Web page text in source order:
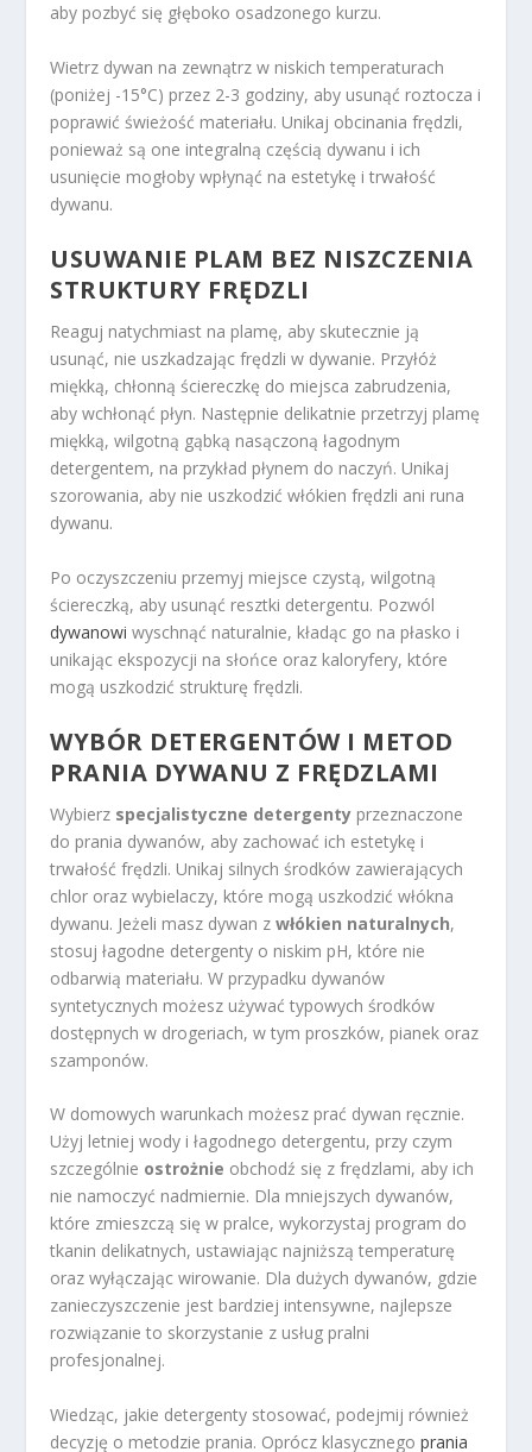
aby pozbyć się głęboko osadzonego kurzu.
Wietrz dywan na zewnątrz w niskich temperaturach
(poniżej -15°C) przez 2-3 godziny, aby usunąć roztocza i
poprawić świeżość materiału. Unikaj obcinania frędzli,
ponieważ są one integralną częścią dywanu i ich
usunięcie mogłoby wpłynąć na estetykę i trwałość
dywanu.
USUWANIE PLAM BEZ NISZCZENIA
STRUKTURY FRĘDZLI
Reaguj natychmiast na plamę, aby skutecznie ją
usunąć, nie uszkadzając frędzli w dywanie. Przyłóż
miękką, chłonną ściereczkę do miejsca zabrudzenia,
aby wchłonąć płyn. Następnie delikatnie przetrzyj plamę
miękką, wilgotną gąbką nasączoną łagodnym
detergentem, na przykład płynem do naczyń. Unikaj
szorowania, aby nie uszkodzić włókien frędzli ani runa
dywanu.
Po oczyszczeniu przemyj miejsce czystą, wilgotną
ściereczką, aby usunąć resztki detergentu. Pozwól
dywanowi wyschnąć naturalnie, kładąc go na płasko i
unikając ekspozycji na słońce oraz kaloryfery, które
mogą uszkodzić strukturę frędzli.
WYBÓR DETERGENTÓW I METOD
PRANIA DYWANU Z FRĘDZLAMI
Wybierz specjalistyczne detergenty przeznaczone
do prania dywanów, aby zachować ich estetykę i
trwałość frędzli. Unikaj silnych środków zawierających
chlor oraz wybielaczy, które mogą uszkodzić włókna
dywanu. Jeżeli masz dywan zwłókien naturalnych,
stosuj łagodne detergenty o niskim pH, które nie
odbarwią materiału. W przypadku dywanów
syntetycznych możesz używać typowych środków
dostępnych w drogeriach, w tym proszków, pianek oraz
szamponów.
W domowych warunkach możesz prać dywan ręcznie.
Użyj letniej wody i łagodnego detergentu, przy czym
szczególnie ostrożnie obchodź się z frędzlami, aby ich
nie namoczyć nadmiernie. Dla mniejszych dywanów,
które zmieszczą się w pralce, wykorzystaj program do
tkanin delikatnych, ustawiając najniższą temperaturę
oraz wyłączając wirowanie. Dla dużych dywanów, gdzie
zanieczyszczenie jest bardziej intensywne, najlepsze
rozwiązanie to skorzystanie z usług pralni
profesjonalnej.
Wiedząc, jakie detergenty stosować, podejmij również
decyzję o metodzie prania. Oprócz klasycznegoprania